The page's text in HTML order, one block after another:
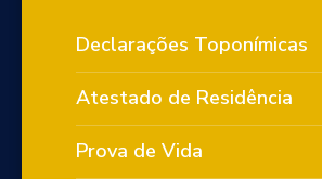
Declarações Toponímicas
Atestado de Residência
Prova de Vida